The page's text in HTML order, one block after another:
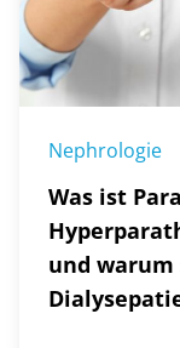
Nephrologie
Was ist
und